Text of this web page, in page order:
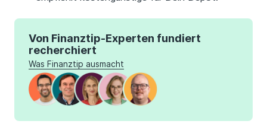
Von Finanztip-Experten fundiert
recherchiert
Was Finanztip ausmacht